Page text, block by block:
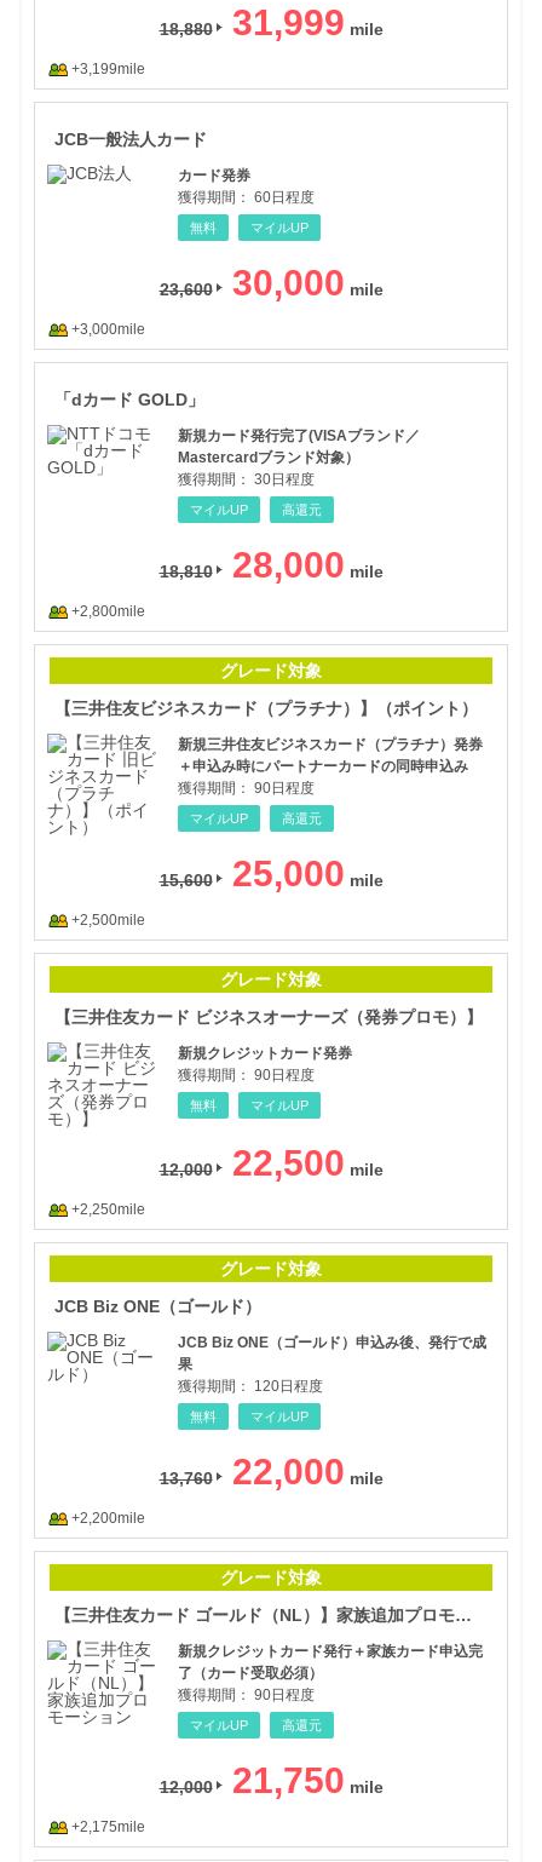
18,880 31,999
+3,199mile
JCB一般法人カード
カード発券
獲得期間： 60日程度
無料 マイルUP
23,600 30,000
+3,000mile
「dカード GOLD」
新規カード発行完了(VISAブランド／
Mastercardブランド対象）
獲得期間： 30日程度
マイルUP 高還元
18,810 28,000
+2,800mile
グレード対象
【三井住友ビジネスカード（プラチナ）】（ポイント）
新規三井住友ビジネスカード（プラチナ）発券
＋申込み時にパートナーカードの同時申込み
獲得期間： 90日程度
マイルUP 高還元
15,600 25,000
+2,500mile
グレード対象
【三井住友カード ビジネスオーナーズ（発券プロモ）】
新規クレジットカード発券
獲得期間： 90日程度
無料 マイルUP
12,000 22,500
+2,250mile
グレード対象
JCB Biz ONE（ゴールド）
JCB Biz ONE（ゴールド）申込み後、発行で成
果
獲得期間：
120日程度
無料 マイルUP
13,760 22,000
+2,200mile
グレード対象
【三井住友カード ゴールド（NL）】家族追加プロモーション
新規クレジットカード発行＋家族カード申込完
了（カード受取必須）
獲得期間： 90日程度
マイルUP 高還元
12,000 21,750
+2,175mile